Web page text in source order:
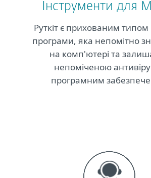
Інструменти для
Руткіт є прихованим типом
програми, яка непомітно
на комп'ютері та
непоміченою
програмним